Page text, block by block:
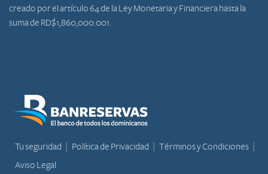
creado por el artículo 64 de la Ley Monetaria y Financiera hasta la
suma de RD$1,860,000.001.
Tu seguridad Política de Privacidad
Términos y Condiciones
Aviso Legal